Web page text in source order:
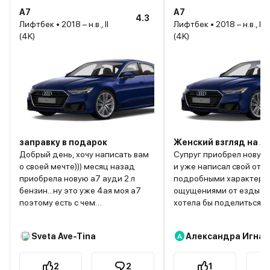
A7
Лифтбек • 2018 – н.в., II
(4K)
4.3
заправку в подарок
Добрый день, хочу написать вам
о своей мечте))) месяц назад
приобрела новую а7 ауди 2 л
бензин...ну это уже 4ая моя а7
поэтому есть с чем
расхода топлива!!!!!это
невозможно........заправка
каждый день на 3.5 рубля...кто бы
Sveta Ave-Tina
2 2
A7
Лифтбек • 2018 – н.в., II
(4K)
Женский взгляд на
Супруг приобрел
и уже написал свой
подробными
ощущениями от езды.
хотела бы поделиться с
Возможно, женщинам
полезно это почитать
определиться с
А Александра
1